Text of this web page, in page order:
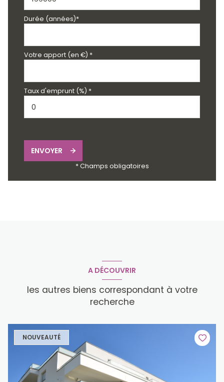
Durée (années)*
Votre apport (en €) *
Taux d'emprunt (%) *
ENVOYER
* Champs obligatoires
A DÉCOUVRIR
les autres biens correspondant à votre
recherche
NOUVEAUTÉ